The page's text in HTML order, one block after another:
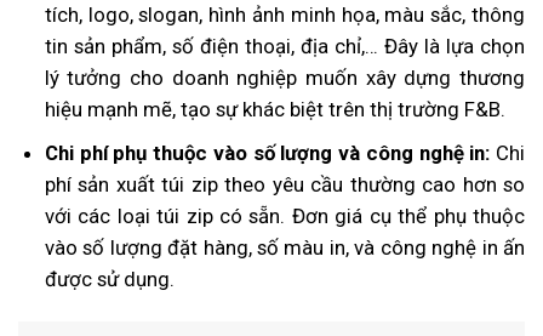
tích, logo, slogan, hình ảnh minh họa, màu sắc, thông
tin sản phẩm, số điện thoại, địa chỉ,… Đây là lựa chọn
lý tưởng cho doanh nghiệp muốn xây dựng thương
hiệu mạnh mẽ, tạo sự khác biệt trên thị trường F&B.
Chi phí phụ thuộc vào số lượng và công nghệ in: Chi
phí sản xuất túi zip theo yêu cầu thường cao hơn so
với các loại túi zip có sẵn. Đơn giá cụ thể phụ thuộc
vào số lượng đặt hàng, số màu in, và công nghệ in ấn
được sử dụng.